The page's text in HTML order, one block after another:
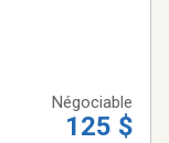
Négociable
125 $